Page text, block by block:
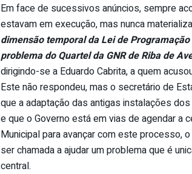
Em face de sucessivos anúncios, sempre
estavam em execução, mas nunca
dimensão temporal da Lei de
problema do Quartel da GNR de Riba de
dirigindo-se a Eduardo Cabrita, a quem
Este não respondeu, mas o secretário de
que a adaptação das antigas instalações
e que o Governo está em vias de agendar a
Municipal para avançar com este processo,
ser chamada a ajudar um problema que é
central.